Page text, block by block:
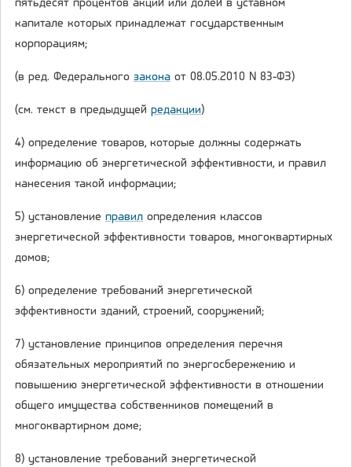
пятьдесят процентов акций или долей в уставном
капитале которых принадлежат государственным
корпорациям;
(в ред. Федерального закона от 08.05.2010 N 83-ФЗ)
(см. текст в предыдущей редакции)
4) определение товаров, которые должны содержать
информацию об энергетической эффективности, и правил
нанесения такой информации;
5) установление правил определения классов
энергетической эффективности товаров, многоквартирных
домов;
6) определение требований энергетической
эффективности зданий, строений, сооружений;
7) установление принципов определения перечня
обязательных мероприятий по энергосбережению и
повышению энергетической эффективности в отношении
общего имущества собственников помещений в
многоквартирном доме;
8) установление требований энергетической